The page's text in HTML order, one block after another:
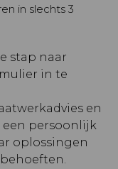
in slechts 3
stap naar
in te
en
persoonlijk
oplossingen